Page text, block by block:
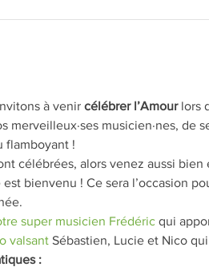
à venir célébrer l’Amour lors
merveilleux·ses musicien·nes,
flamboyant !
célébrées, alors venez aussi bien
bienvenu ! Ce sera l’occasion
super musicien Frédéric qui
valsant Sébastien, Lucie et Nico
: